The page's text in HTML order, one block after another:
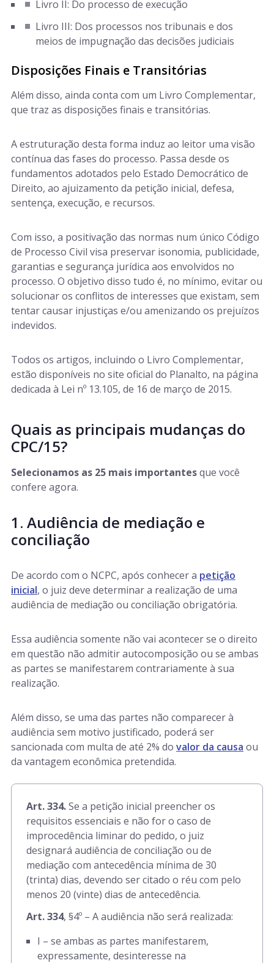
Livro II: Do processo de execução
Livro III: Dos processos nos tribunais e dos
meios de impugnação das decisões judiciais
Disposições Finais e Transitórias
Além disso, ainda conta com um Livro Complementar,
que traz as disposições finais e transitórias.
A estruturação desta forma induz ao leitor uma visão
contínua das fases do processo. Passa desde os
fundamentos adotados pelo Estado Democrático de
Direito, ao ajuizamento da petição inicial, defesa,
sentença, execução, e recursos.
Com isso, a positivação das normas num único Código
de Processo Civil visa preservar isonomia, publicidade,
garantias e segurança jurídica aos envolvidos no
processo. O objetivo disso tudo é, no mínimo, evitar ou
solucionar os conflitos de interesses que existam, sem
tentar causar injustiças e/ou amenizando os prejuízos
indevidos.
Todos os artigos, incluindo o Livro Complementar,
estão disponíveis no site oficial do Planalto, na página
dedicada à Lei nº 13.105, de 16 de março de 2015.
Quais as principais mudanças do
CPC/15?
Selecionamos as 25 mais importantesque você
confere agora.
1. Audiência de mediação e
conciliação
De acordo com o NCPC, após conhecer a petição
inicial, o juiz deve determinar a realização de uma
audiência de mediação ou conciliação obrigatória.
Essa audiência somente não vai acontecer se o direito
em questão não admitir autocomposição ou se ambas
as partes se manifestarem contrariamente à sua
realização.
Além disso, se uma das partes não comparecer à
audiência sem motivo justificado, poderá ser
sancionada com multa de até 2% do valor da causa ou
da vantagem econômica pretendida.
Art. 334.Se a petição inicial preencher os
requisitos essenciais e não for o caso de
improcedência liminar do pedido, o juiz
designará audiência de conciliação ou de
mediação com antecedência mínima de 30
(trinta) dias, devendo ser citado o réu com pelo
menos 20 (vinte) dias de antecedência.
Art. 334, §4º – A audiência não será realizada:
I – se ambas as partes manifestarem,
expressamente, desinteresse na